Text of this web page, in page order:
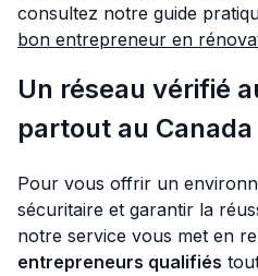
consultez notre guide
bon entrepreneur en
Un réseau vérifié
partout au Canada
Pour vous offrir un
sécuritaire et garantir la
notre service vous met en
entrepreneurs qualifiés